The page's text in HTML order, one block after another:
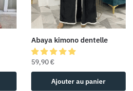
Abaya kimono dentelle
59,90€
Ajouter au panier